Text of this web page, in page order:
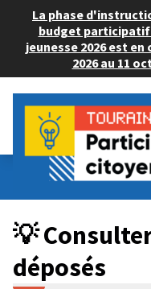
La phase
budget
jeunesse 2026 est
2026 au 11
Budget Participatif
💡 Consulter les projets
💡
déposés